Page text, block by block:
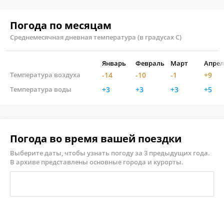
Погода по месяцам
Среднемесячная дневная температура (в градусах С)
Январь Февраль Март
Температура воздуха
-14 -10 -1 +9
Температура воды +3 +3 +3 +5
Погода во время вашей поездки
Выберите даты, чтобы узнать погоду за 3 предыдущих года.
В архиве представлены основные города и курорты.